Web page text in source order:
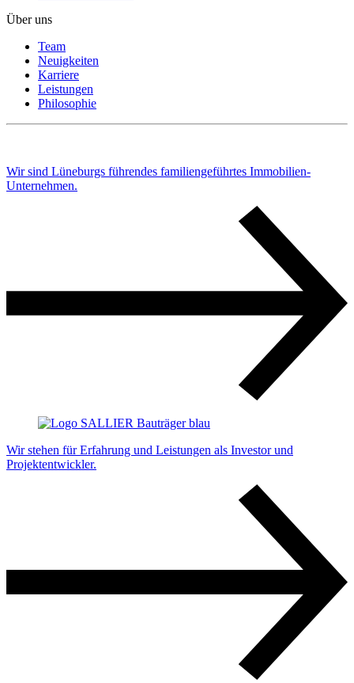
Über uns
Team
Neuigkeiten
Karriere
Leistungen
Philosophie
Wir sind Lüneburgs führendes familiengeführtes Immobilien-
Unternehmen.
Wir stehen für Erfahrung und Leistungen als Investor und
Projektentwickler.